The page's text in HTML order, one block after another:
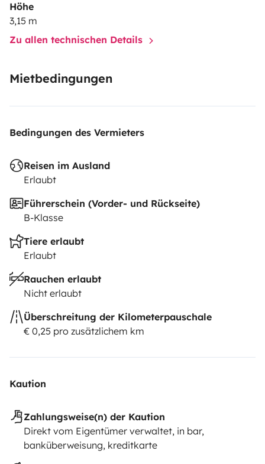
Höhe
3,15 m
Zu allen technischen Details
Mietbedingungen
Bedingungen des Vermieters
Reisen im Ausland
Erlaubt
Führerschein (Vorder- und Rückseite)
B-Klasse
Tiere erlaubt
Erlaubt
Rauchen erlaubt
Nicht erlaubt
Überschreitung der Kilometerpauschale
€ 0,25 pro zusätzlichem km
Kaution
Zahlungsweise(n) der Kaution
Direkt vom Eigentümer verwaltet, in bar,
banküberweisung, kreditkarte